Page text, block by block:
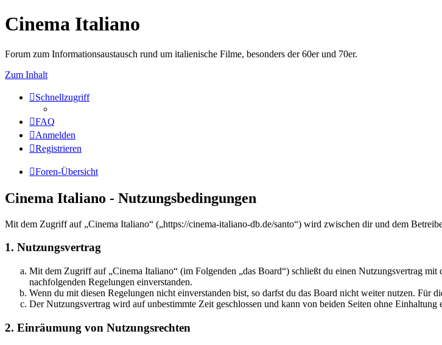
Cinema Italiano
Forum zum Informationsaustausch rund um italienische Filme, besonders der 60er und 70er.
Zum Inhalt
Schnellzugriff
FAQ
Anmelden
Registrieren
Foren-Übersicht
Cinema Italiano - Nutzungsbedingungen
Mit dem Zugriff auf „Cinema Italiano“ („https://cinema-italiano-db.de/santo“) wird zwischen dir und dem
1. Nutzungsvertrag
Mit dem Zugriff auf „Cinema Italiano“ (im Folgenden „das Board“) schließt du einen Nutzungsvertrag
nachfolgenden Regelungen einverstanden.
Wenn du mit diesen Regelungen nicht einverstanden bist, so darfst du das Board nicht weiter nutzen. Für
Der Nutzungsvertrag wird auf unbestimmte Zeit geschlossen und kann von beiden Seiten ohne Einhaltung
2. Einräumung von Nutzungsrechten